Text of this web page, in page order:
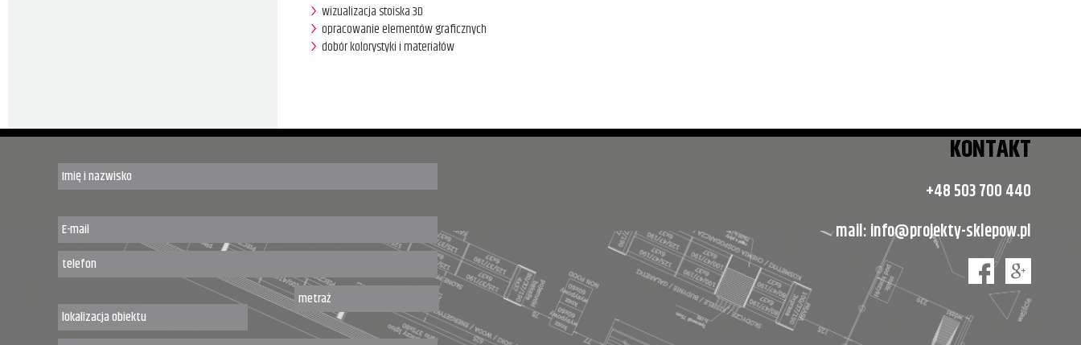
wizualizacja stoiska 3D
opracowanie elementów graficznych
dobór kolorystyki i materiałów
KONTAKT
+48 503 700 440
mail:info@projekty-sklepow.pl